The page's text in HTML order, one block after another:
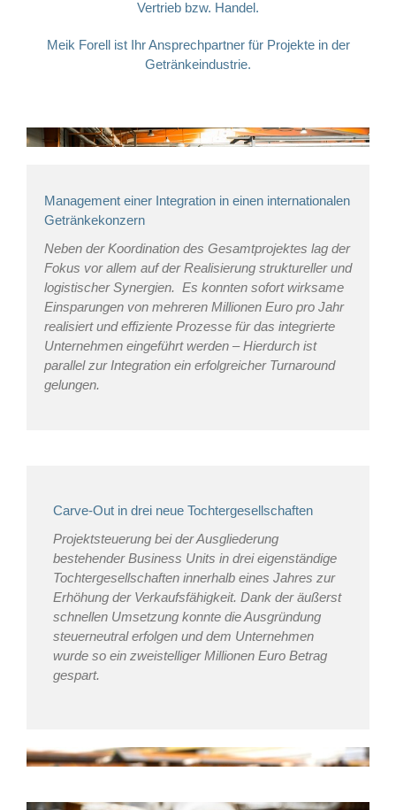
Vertrieb bzw. Handel.
Meik Forell ist Ihr Ansprechpartner für Projekte in der
Getränkeindustrie.
Management einer Integration in einen internationalen
Getränkekonzern
Neben der Koordination des Gesamtprojektes lag der
Fokus vor allem auf der Realisierung struktureller und
logistischer Synergien. Es konnten sofort wirksame
Einsparungen von mehreren Millionen Euro pro Jahr
realisiert und effiziente Prozesse für das integrierte
Unternehmen eingeführt werden – Hierdurch ist
parallel zur Integration ein erfolgreicher Turnaround
gelungen.
Carve-Out in drei neue Tochtergesellschaften
Projektsteuerung bei der Ausgliederung
bestehender Business Units in drei eigenständige
Tochtergesellschaften innerhalb eines Jahres zur
Erhöhung der Verkaufsfähigkeit. Dank der äußerst
schnellen Umsetzung konnte die Ausgründung
steuerneutral erfolgen und dem Unternehmen
wurde so ein zweistelliger Millionen Euro Betrag
gespart.